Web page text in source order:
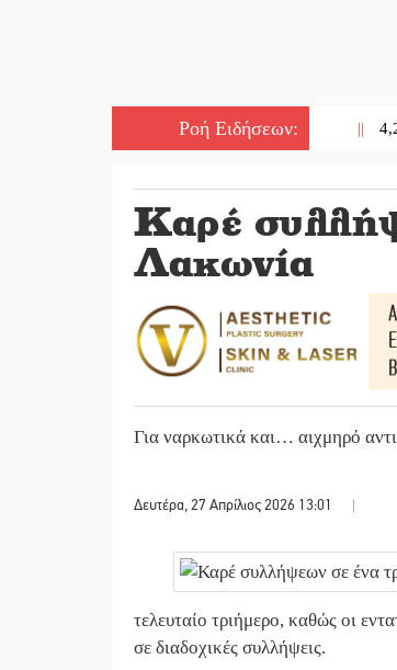
Ροή Ειδήσεων:
|| 4,2 εκατ.
Καρέ
Λακωνία
Για ναρκωτικά και… αιχμηρό
Δευτέρα, 27 Απρίλιος 2026 13:01 |
τελευταίο τριήμερο, καθώς οι
σε διαδοχικές συλλήψεις.